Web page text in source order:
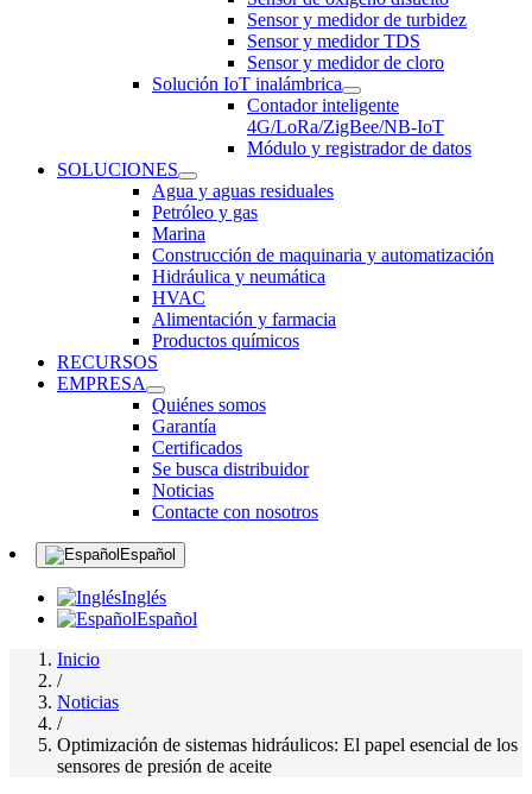
Sensor y medidor de turbidez
Sensor y medidor TDS
Sensor y medidor de cloro
Solución IoT inalámbrica
Contador inteligente
4G/LoRa/ZigBee/NB-IoT
Módulo y registrador de datos
SOLUCIONES
Agua y aguas residuales
Petróleo y gas
Marina
Construcción de maquinaria y automatización
Hidráulica y neumática
HVAC
Alimentación y farmacia
Productos químicos
RECURSOS
EMPRESA
Quiénes somos
Garantía
Certificados
Se busca distribuidor
Noticias
Contacte con nosotros
Español
Inglés
Español
Inicio
/
Noticias
/
Optimización de sistemas hidráulicos: El papel esencial de los
sensores de presión de aceite